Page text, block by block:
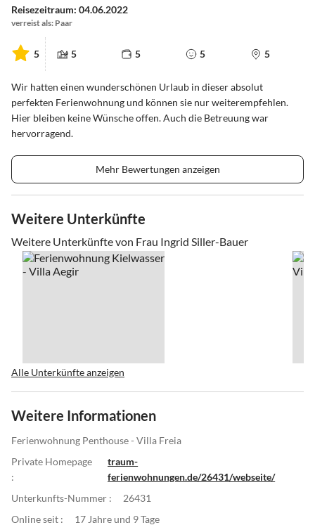
Reisezeitraum: 04.06.2022
verreist als: Paar
5 5 5 5 5
Wir hatten einen wunderschönen Urlaub in dieser absolut
perfekten Ferienwohnung und können sie nur weiterempfehlen.
Hier bleiben keine Wünsche offen. Auch die Betreuung war
hervorragend.
Mehr Bewertungen anzeigen
Weitere Unterkünfte
Weitere Unterkünfte von Frau Ingrid Siller-Bauer
Alle Unterkünfte anzeigen
Weitere Informationen
Ferienwohnung Penthouse - Villa Freia
Private Homepage
:
traum-
ferienwohnungen.de/26431/webseite/
Unterkunfts-Nummer :
26431
Online seit :
17 Jahre und 9 Tage